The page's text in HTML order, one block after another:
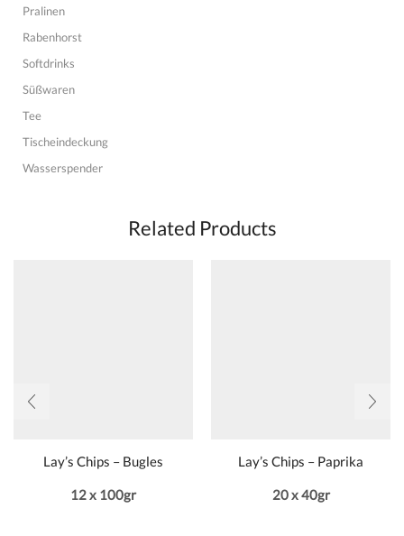
Pralinen
Rabenhorst
Softdrinks
Süßwaren
Tee
Tischeindeckung
Wasserspender
Related Products
Lay’s Chips – Bugles
12 x 100gr
Lay’s Chips – Paprika
20 x 40gr